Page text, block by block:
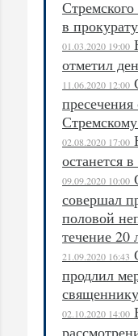
в
01.03.2020 19:00
отметил
11.06.2020 12:00
02.08.2020 17:00
останется
09.09.2020 10:00
совершал
половой
течение 20
21.09.2020 16:43
продлил
02.10.2020 14:00